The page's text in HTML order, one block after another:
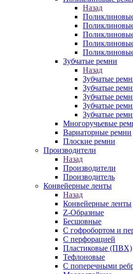
Назад
Зубчатые ремни
Назад
Зубчатые
Зубчатые
Зубчатые
Зубчатые
Зубчатые
Многоручьевые
Вариаторные ремни
Плоские ремни
Производители
Назад
Производители
Производитель
Конвейерные ленты
Назад
Конвейерные ленты
Z-Образные
Бесшовные
С гофробортом и
С перфорацией
Пластиковые (ПВХ)
Тефлоновые
С поперечными